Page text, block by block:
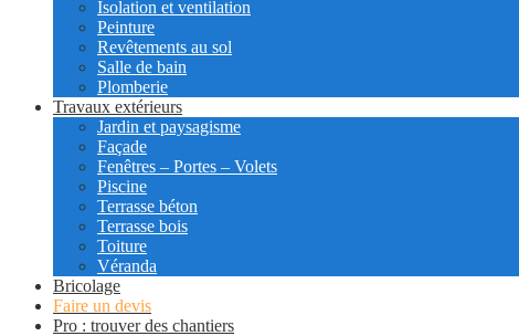
Isolation et ventilation
Peinture
Revêtements au sol
Salle de bain
Plomberie
Travaux extérieurs
Jardin et paysagisme
Façade
Fenêtres – Portes – Volets
Piscine
Terrasse béton
Terrasse bois
Toiture
Véranda
Bricolage
Faire un devis
Pro : trouver des chantiers